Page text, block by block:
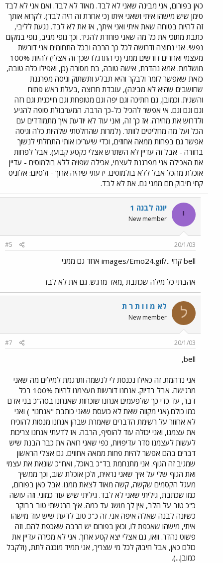
כאן בפורום, אני מבינה שאני לא לבד. מאוד לא לבד. ואם אני לא לבד
סימן שיש מישהו איתי ושאני איתו (כי אחרת זה היה לבד). לקרוא אותך
זה להיות בטוחה שאת איתי ואני איתך, אז את לא לבד. נגעת לליבי,
כתבת מתוכי את כל מה שאני פוחדת להגיד. וכך גופי מגיב, גופי במקום
נפשי. אני נחוצה ודרושה לכל כך הרבה ובכל התחומים אני דורשת
מעצמי ואחרים דורשים ממני (כי התרגלו שכך זה אצלי) להיות 100%
מושלמת. אמא נהדרת, אישה טובה, בת מסורה (כן, ואפילו כלה טובה,
כזאת שאפשר לומר ולבקר והיא תבלע ותשתוק וגיסה מפרגנת
שחושבים שהיא לא מבינה), עובדת חרוצה ,בעלת ראש פתוח
והשגית. וכמובן, גם חתיכה וגם יפה וגם מטופחת וגם חייכנית וגם רזה
וגם וגם וגם. אי אפשר להכיל כל-כך הרבה. המערבולת סופה להגיע
ולדרוש את מחירה. אז כך זה, ואני עוד לא יודעת איך מתמודדים עם
הכל ועל מה מחליטים לוותר. (למרות שהחלטתי שלהיות כלה וגיסה
אפשר גם בפחות ממאה אחוזים, וכדי שיעריכו אותי התחלתי לנשוך
בחזרה - אבל זה עדיין לא השתרש אצלי כקטע קבוע). אבל לפחות
את האכילה אני מפרגנת לעצמי, אכילה שפויה ללא בולמוסים - עדיין
אוכלת מהכל אבל ללא בולמוסים. ידעתי שיהיה ארוך - ולסיום: אלוניס
קחי חיבוק חם ממני גם. את לא לבד.
י יונה לבנה 1
New member
20/1/03
#5
bell קחי ../images/Emo24.gif אחד גם ממני
אהבתי כל מילה שכתבת ,מאד מרגש. גם את לא לבד
ל לא מ ו ו ת ר ת
New member
20/1/03
#7
bell,
אני נדהמת. זה כאילו נכנסת לי לנשמה ותרגמת למילים מה שאני
מרגישה. אבל בדיוק. אנחנו דורשות מעצמנו להיות 100% בכל
דבר, עד כדי כך שלפעמים אנחנו שוכחות שאנחנו בסה"כ בני אדם
כמו כולם.(אני מקווה שאת לא כועסת שאני כותבת "אנחנו" ) ואני
לא אחזור על רשימת הדברים שאמרת שבהן אנחנו מנסות להוכיח
את עצמנו, ואני יכולה עוד להוסיף, הרבה. אז לדעתי אנחנו צריכות
לעשות לעצמנו סדר עדיפויות, כפי שאני רואה את כבר הבנת שיש
דברים בהם אפשר להיות פחות ממאה אחוזים. גם אצלי הראשון
שמגיב זה הגוף. אני מתנחמת בד"כ באוכל, ואח"כ שונאת את עצמי
ואת הגוף שלי על איך שאני נראית, ולכן אוכלת שוב, וכך ממשיך
מעגל הקסמים שקשה, קשה מאוד לצאת ממנו. אבל כאן בפורום,
כמו שכתבת, גיליתי שאני לא לבד. גיליתי שיש עוד כמוני. וזה עושה
כ"כ טוב על הלב, אין לך מושג עד כמה. איך הרגשתי טוב בבוקר
כשיונה לבנה שאלה איפה אני. זה כ"כ טוב לדעת שיש עוד מישהו
איתי, מישהו שאכפת לו, וכאן בפורום יש הרבה שאכפת להם. וזה
פשוט נהדר. וואו, גם אצלי יצא קטע ארוך. אני לא מכירה עדיין את
כולם כאן, אבל חיבוק לכל מי שצריך, אני תמיד מוכנה לתת, (ולקבל
כמובן...).